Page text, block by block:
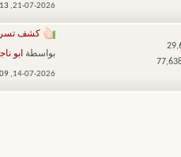
21-07-2026,
كشف
بواسطة ابو
14-07-2026,
PM